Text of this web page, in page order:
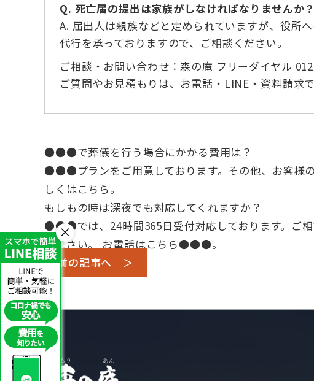
×
Q. 死亡届の提出は家族がしなければなりませんか？
A. 届出人は親族などと定められていますが、役所
代行を承っておりますので、ご相談ください。
ご相談・お問い合わせ：森の庵 フリーダイヤル
ご質問やお見積もりは、お電話・LINE・資料請求で
●●●で葬儀を行う場合にかかる費用は？
●●●プランをご用意しております。その他、お客様
しくはこちら。
もしもの時は深夜でも対応してくれますか？
●●●では、24時間365日受付対応しております。ご
ください。 お電話はこちら●●●。
前の記事へ ＞